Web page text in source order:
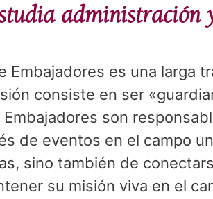
administración
Embajadores es una larga
consiste en ser
son
de eventos en el campo
sino también de
su misión viva en el